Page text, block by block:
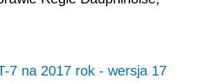
7 na 2017 rok - wersja 17